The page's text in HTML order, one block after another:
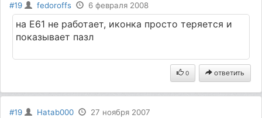
#19 fedoroffs 6 февраля 2008
на E61 не работает, иконка просто теряется и
показывает пазл
0 ответить
#19 Hatab000 27 ноября 2007